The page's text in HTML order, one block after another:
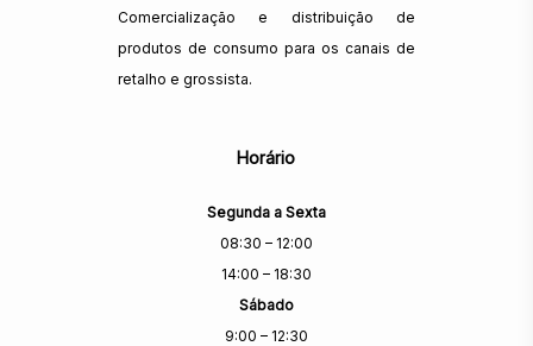
Comercialização e distribuição de
produtos de consumo para os canais de
retalho e grossista.
Horário
Segunda a Sexta
08:30 – 12:00
14:00 – 18:30
Sábado
9:00 – 12:30